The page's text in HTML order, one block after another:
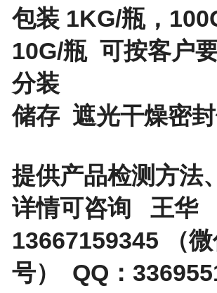
包装 1KG/瓶，
10G/瓶 可按客户
分装
储存 遮光干燥密
提供产品检测方法
详情可咨询 王华
13667159345 （微
号） QQ：